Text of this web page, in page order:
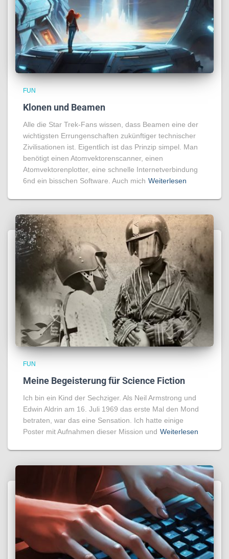
FUN
Klonen und Beamen
Alle die Star Trek-Fans wissen, dass Beamen eine der
wichtigsten Errungenschaften zukünftiger technischer
Zivilisationen ist. Eigentlich ist das Prinzip simpel. Man
benötigt einen Atomvektorenscanner, einen
Atomvektorenplotter, eine schnelle Internetverbindung
6nd ein bisschen Software. Auch mich Weiterlesen
FUN
Meine Begeisterung für Science Fiction
Ich bin ein Kind der Sechziger. Als Neil Armstrong und
Edwin Aldrin am 16. Juli 1969 das erste Mal den Mond
betraten, war das eine Sensation. Ich hatte einige
Poster mit Aufnahmen dieser Mission und Weiterlesen